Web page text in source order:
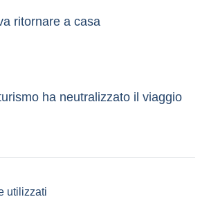
ritornare a casa
ha neutralizzato il viaggio
utilizzati